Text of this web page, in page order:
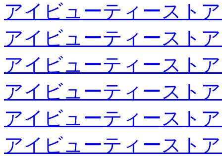
アイビューティースト
アイビューティースト
アイビューティースト
アイビューティースト
アイビューティースト
アイビューティースト